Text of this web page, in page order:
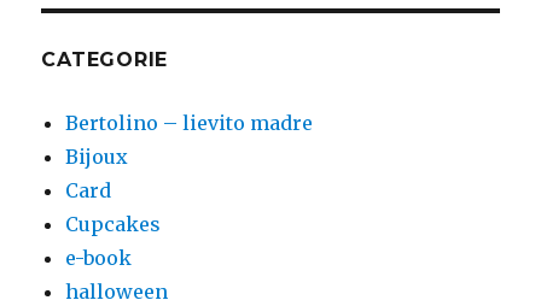
CATEGORIE
Bertolino – lievito madre
Bijoux
Card
Cupcakes
e-book
halloween